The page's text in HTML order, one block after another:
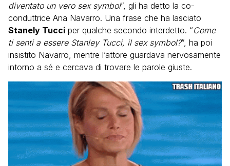
diventato un vero sex symbol”, gli ha detto la co-
conduttrice Ana Navarro. Una frase che ha lasciato
Stanely Tucci per qualche secondo interdetto. “Come
ti senti a essere Stanley Tucci, il sex symbol?”, ha poi
insistito Navarro, mentre l’attore guardava nervosamente
intorno a sé e cercava di trovare le parole giuste.